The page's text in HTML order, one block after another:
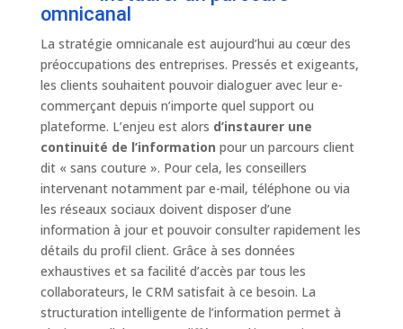
omnicanal
La stratégie omnicanale est aujourd’hui au cœur des
préoccupations des entreprises. Pressés et exigeants,
les clients souhaitent pouvoir dialoguer avec leur e-
commerçant depuis n’importe quel support ou
plateforme. L’enjeu est alors d’instaurer une
continuité de l’information pour un parcours client
dit « sans couture ». Pour cela, les conseillers
intervenant notamment par e-mail, téléphone ou via
les réseaux sociaux doivent disposer d’une
information à jour et pouvoir consulter rapidement les
détails du profil client. Grâce à ses données
exhaustives et sa facilité d’accès par tous les
collaborateurs, le CRM satisfait à ce besoin. La
structuration intelligente de l’information permet à